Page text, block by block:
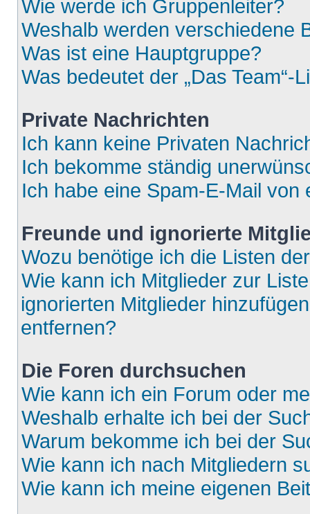
Wie werde ich Gruppenleiter?
Weshalb werden verschiedene
Was ist eine Hauptgruppe?
Was bedeutet der „Das Team“-
Private Nachrichten
Ich kann keine Privaten
Ich bekomme ständig
Ich habe eine Spam-E-Mail
Freunde und ignorierte
Wozu benötige ich die Listen
Wie kann ich Mitglieder zur
ignorierten Mitglieder
entfernen?
Die Foren durchsuchen
Wie kann ich ein Forum oder
Weshalb erhalte ich bei der
Warum bekomme ich bei der
Wie kann ich nach Mitgliedern
Wie kann ich meine eigenen